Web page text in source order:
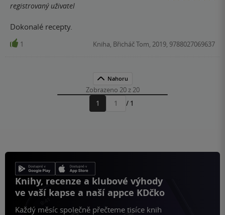
registrovaný uživatel
Dokonalé recepty.
1 Kniha, Břicháč Tom, 2019, 9788027069637
Nahoru
Zobrazeno 20 z 20
1
Přejít
/ 1
Knihy, recenze a klubové výhody
ve vaší kapse a naší appce KDčko
Každý měsíc společně přečteme tisíce knih